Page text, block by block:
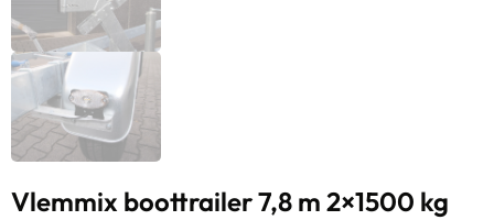
Vlemmix boottrailer 7,8 m 2×1500 kg